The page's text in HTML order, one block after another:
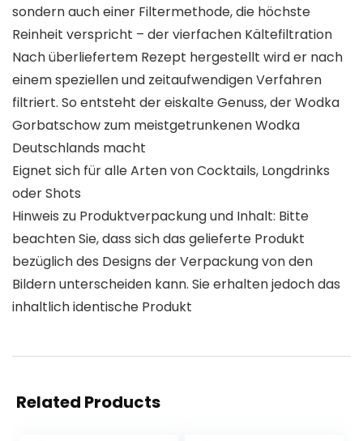
sondern auch einer Filtermethode, die höchste
Reinheit verspricht – der vierfachen Kältefiltration
Nach überliefertem Rezept hergestellt wird er nach
einem speziellen und zeitaufwendigen Verfahren
filtriert. So entsteht der eiskalte Genuss, der Wodka
Gorbatschow zum meistgetrunkenen Wodka
Deutschlands macht
Eignet sich für alle Arten von Cocktails, Longdrinks
oder Shots
Hinweis zu Produktverpackung und Inhalt: Bitte
beachten Sie, dass sich das gelieferte Produkt
bezüglich des Designs der Verpackung von den
Bildern unterscheiden kann. Sie erhalten jedoch das
inhaltlich identische Produkt
Related Products